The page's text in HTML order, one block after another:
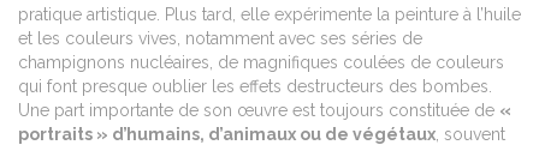
pratique artistique. Plus tard, elle expérimente la peinture à l’huile
et les couleurs vives, notamment avec ses séries de
champignons nucléaires, de magnifiques coulées de couleurs
qui font presque oublier les effets destructeurs des bombes.
Une part importante de son œuvre est toujours constituée de «
portraits » d’humains, d’animaux ou de végétaux , souvent